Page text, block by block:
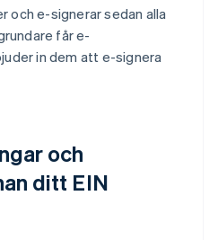
och e-signerar sedan alla
får e-
in dem att e-signera
och
ditt EIN